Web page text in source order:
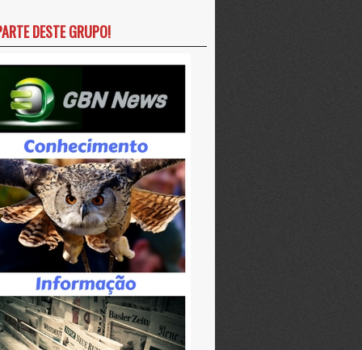
DESTE GRUPO!